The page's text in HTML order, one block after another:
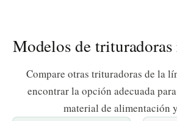
Modelos de trituradoras
Compare otras trituradoras de la
encontrar la opción adecuada
material de alimentación